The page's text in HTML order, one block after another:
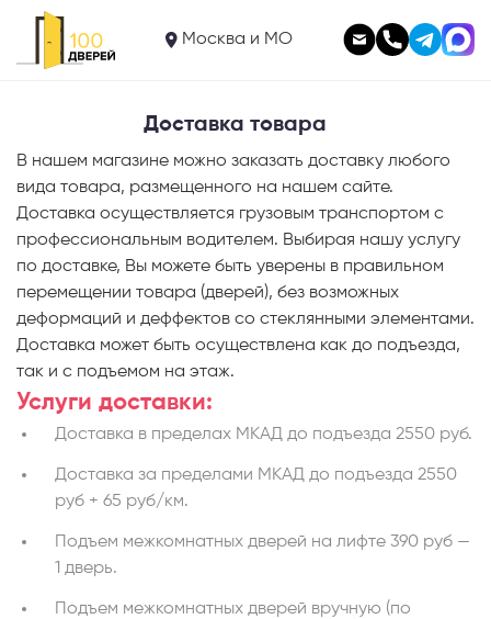
Москва и МО
Доставка товара
В нашем магазине можно заказать доставку любого
вида товара, размещенного на нашем сайте.
Доставка осуществляется грузовым транспортом с
профессиональным водителем. Выбирая нашу услугу
по доставке, Вы можете быть уверены в правильном
перемещении товара (дверей), без возможных
деформаций и деффектов со стеклянными элементами.
Доставка может быть осуществлена как до подъезда,
так и с подъемом на этаж.
Услуги доставки:
Доставка в пределах МКАД до подъезда 2550 руб.
Доставка за пределами МКАД до подъезда 2550
руб + 65 руб/км.
Подъем межкомнатных дверей на лифте 390 руб —
1 дверь.
Подъем межкомнатных дверей вручную (по